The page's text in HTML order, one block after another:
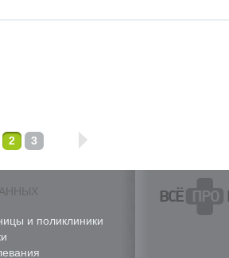
2 3
и поликлиники
ВСЁ ПРО